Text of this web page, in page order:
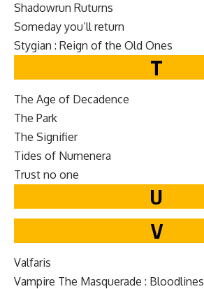
Shad­owrun Ruturns
Some­day you’ll return
Sty­gian : Reign of the Old Ones
T
The Age of Decadence
The Park
The Sig­ni­fi­er
Tides of Numenera
Trust no one
U
V
Val­faris
Vam­pire The Mas­quer­ade : Bloodlines